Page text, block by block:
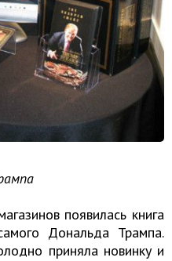
появилась книга
Дональда Трампа.
приняла новинку и